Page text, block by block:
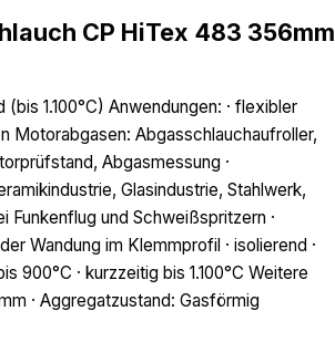
CP HiTex 483 356mm
1.100°C) Anwendungen: · flexibler
Motorabgasen: Abgasschlauchaufroller,
Abgasmessung ·
Glasindustrie, Stahlwerk,
Funkenflug und Schweißspritzern ·
Wandung im Klemmprofil · isolierend ·
900°C · kurzzeitig bis 1.100°C Weitere
· Aggregatzustand: Gasförmig